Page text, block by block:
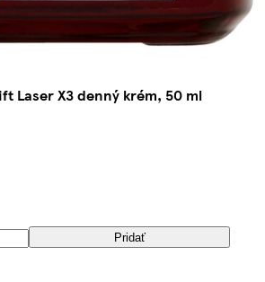
Laser X3 denný krém, 50 ml
Pridať